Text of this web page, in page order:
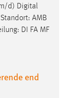
d) Digital
Standort: AMB
DI FA MF
end
Website.